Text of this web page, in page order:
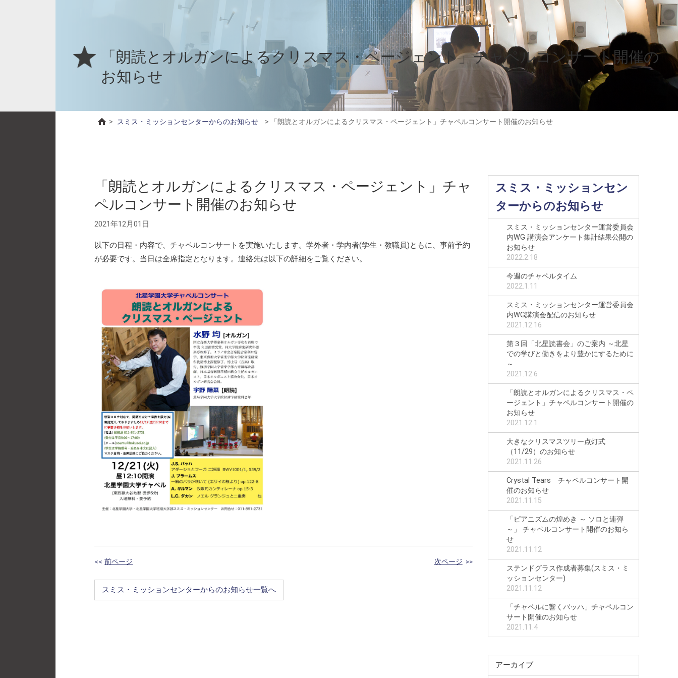
「朗読とオルガンによるクリスマス・ページェント」チャペルコンサート開催の
お知らせ
> スミス・ミッションセンターからのお知らせ > 「朗読とオルガンによるクリスマス・ページェント」チャペルコンサート開催のお知らせ
「朗読とオルガンによるクリスマス・ページェント」チャ
ペルコンサート開催のお知らせ
2021年12月01日
以下の日程・内容で、チャペルコンサートを実施いたします。学外者・学内者(学生・教職員)ともに、事前予約
が必要です。当日は全席指定となります。連絡先は以下の詳細をご覧ください。
<< 前ページ 次ページ >>
スミス・ミッションセンターからのお知らせ一覧へ
スミス・ミッションセン
ターからのお知らせ
スミス・ミッションセンター運営委員会
内WG 講演会アンケート集計結果公開の
お知らせ
2022.2.18
今週のチャペルタイム
2022.1.11
スミス・ミッションセンター運営委員会
内WG講演会配信のお知らせ
2021.12.16
第３回「北星読書会」のご案内 ～北星
での学びと働きをより豊かにするために
～
2021.12.6
「朗読とオルガンによるクリスマス・ペ
ージェント」チャペルコンサート開催の
お知らせ
2021.12.1
大きなクリスマスツリー点灯式
（11/29）のお知らせ
2021.11.26
Crystal Tears チャペルコンサート開
催のお知らせ
2021.11.15
「ピアニズムの煌めき ～ ソロと連弾
～」 チャペルコンサート開催のお知ら
せ
2021.11.12
ステンドグラス作成者募集(スミス・ミ
ッションセンター)
2021.11.12
「チャペルに響くバッハ」チャペルコン
サート開催のお知らせ
2021.11.4
アーカイブ